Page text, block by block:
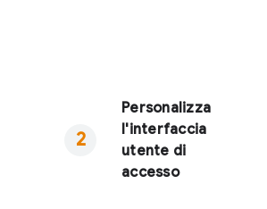
Personalizza
l'interfaccia
utente di
accesso